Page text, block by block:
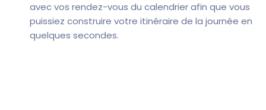
avec vos rendez-vous du calendrier afin que vous
puissiez construire votre itinéraire de la journée en
quelques secondes.